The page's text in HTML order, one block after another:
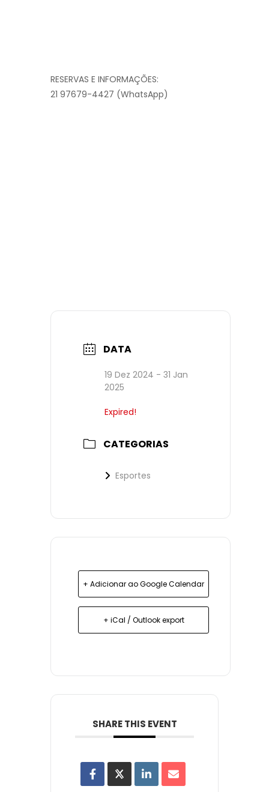
RESERVAS E INFORMAÇÕES:
21 97679-4427 (WhatsApp)
DATA
19 Dez 2024 - 31 Jan
2025
Expired!
CATEGORIAS
Esportes
+ Adicionar ao Google Calendar
+ iCal / Outlook export
SHARE THIS EVENT